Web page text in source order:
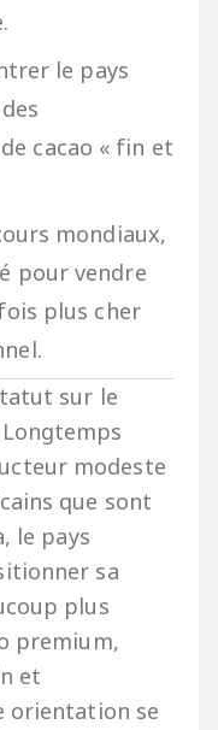
le pays
cacao « fin et
mondiaux,
pour vendre
plus cher
sur le
modeste
que sont
le pays
sa
plus
premium,
et
orientation se